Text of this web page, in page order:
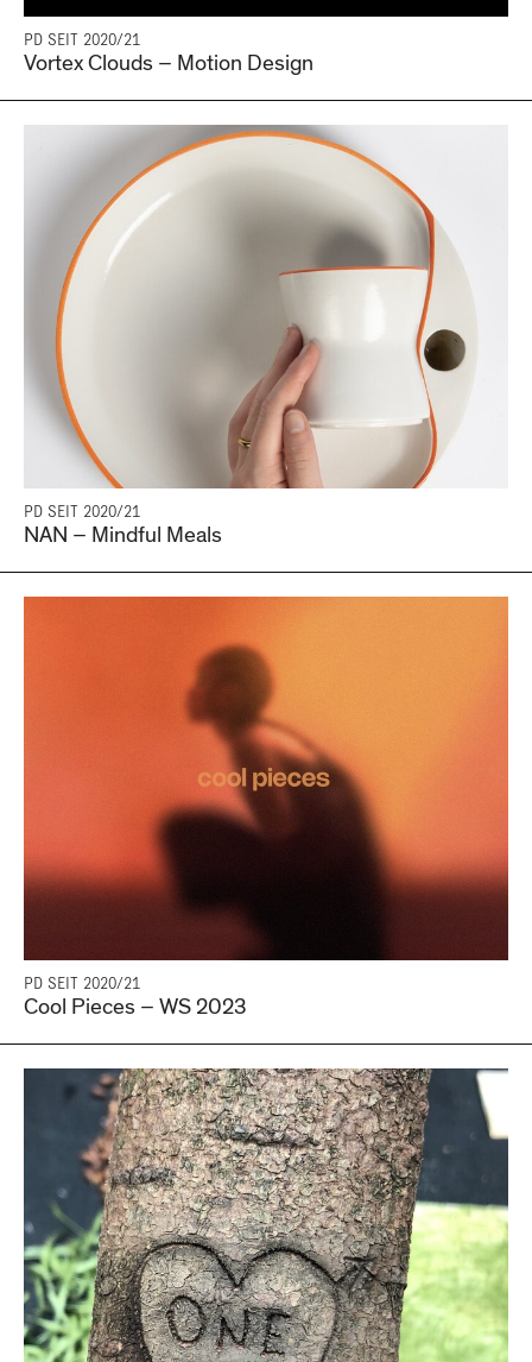
PD SEIT 2020/21
Vortex Clouds – Motion Design
PD SEIT 2020/21
NAN – Mindful Meals
PD SEIT 2020/21
Cool Pieces – WS 2023